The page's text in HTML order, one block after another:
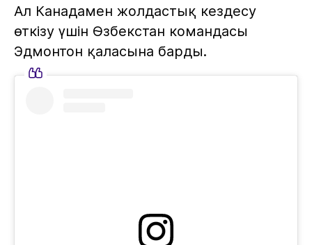
Ал Канадамен жолдастық кездесу
өткізу үшін Өзбекстан командасы
Эдмонтон қаласына барды.